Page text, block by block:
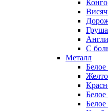
Конго
Груша
С
Металл
Белое